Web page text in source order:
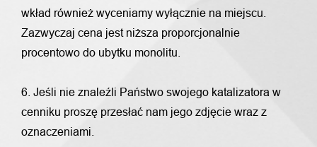
wkład również wyceniamy wyłącznie na miejscu.
Zazwyczaj cena jest niższa proporcjonalnie
procentowo do ubytku monolitu.
6. Jeśli nie znaleźli Państwo swojego katalizatora w
cenniku proszę przesłać nam jego zdjęcie wraz z
oznaczeniami.